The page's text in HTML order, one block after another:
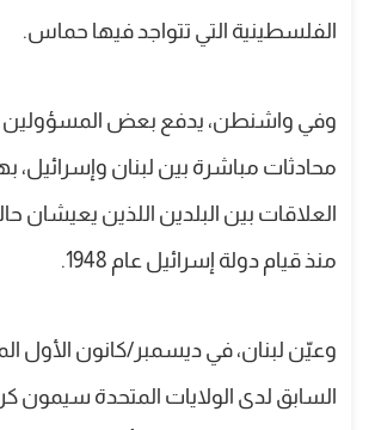
الفلسطينية التي تتواجد فيها حماس.
وفي واشنطن، يدفع بعض المسؤولين
محادثات مباشرة بين لبنان وإسرائيل،
العلاقات بين البلدين اللذين يعيشان
منذ قيام دولة إسرائيل عام 1948.
وعيّن لبنان، في ديسمبر/كانون الأول
السابق لدى الولايات المتحدة سيمون